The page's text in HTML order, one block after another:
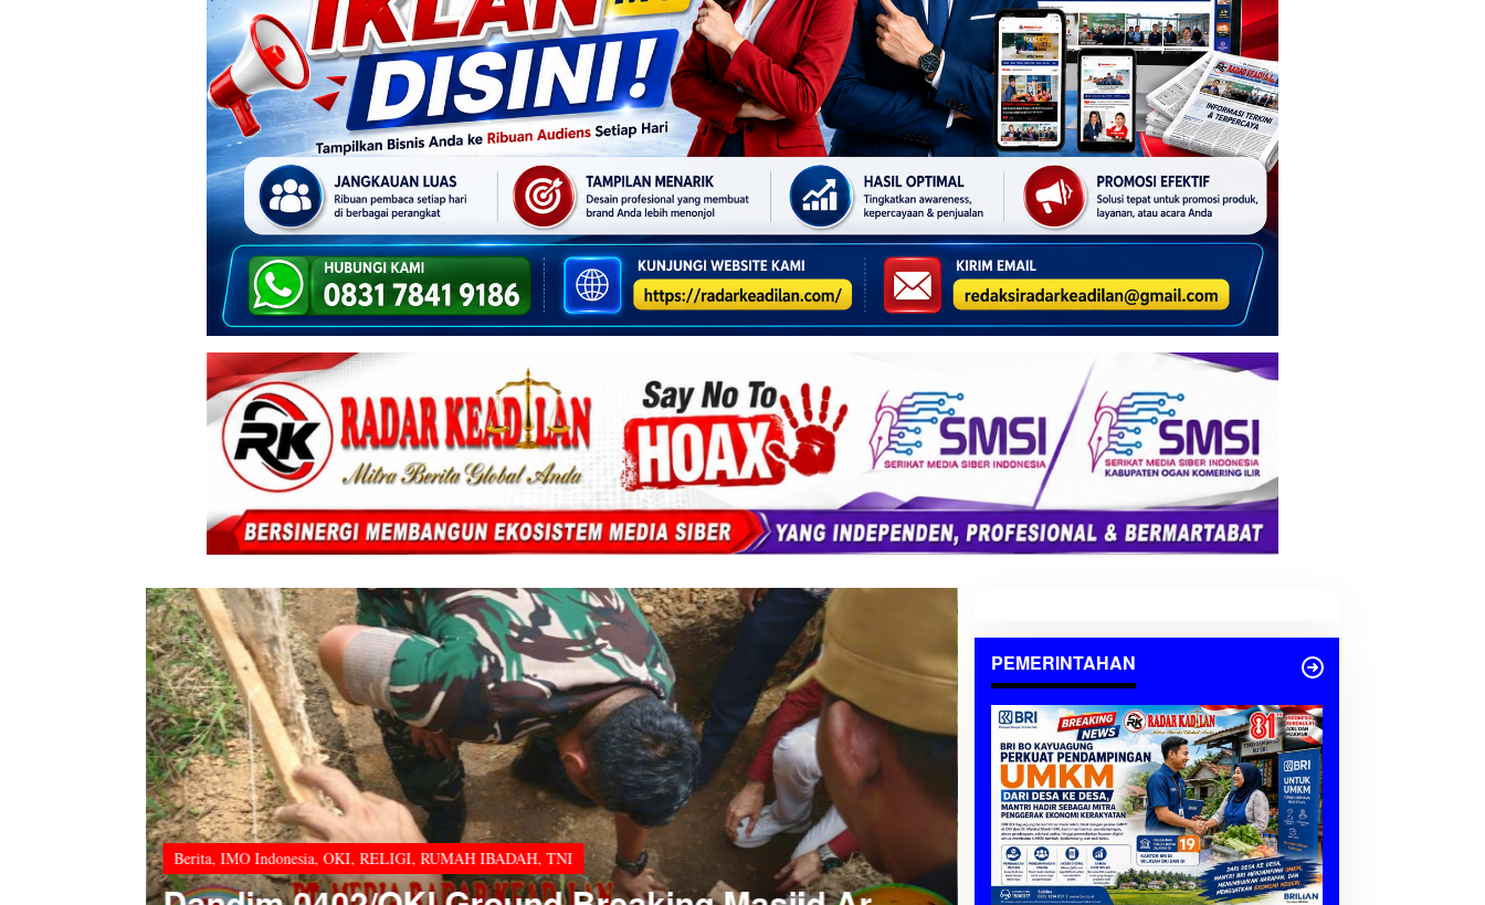
Berita, IMO Indonesia, OKI, RELIGI, RUMAH IBADAH, TNI
Berita,IMO Indonesia,OKI,SOSIAL,TNI
PEMERINTAHAN